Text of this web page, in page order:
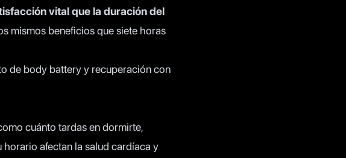
vital que la duración del
mismos beneficios que siete horas
cuánto tardas en dormirte,
afectan la salud cardíaca y